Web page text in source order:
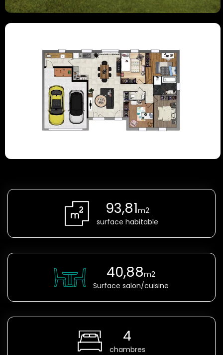
93,81m2
surface habitable
40,88m2
Surface salon/cuisine
4
chambres